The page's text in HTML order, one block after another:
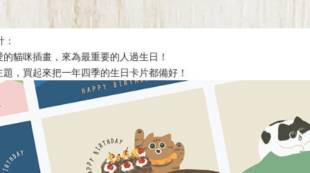
貓咪插畫，來為最重要的人過生日！
，買起來把一年四季的生日卡片都備好！